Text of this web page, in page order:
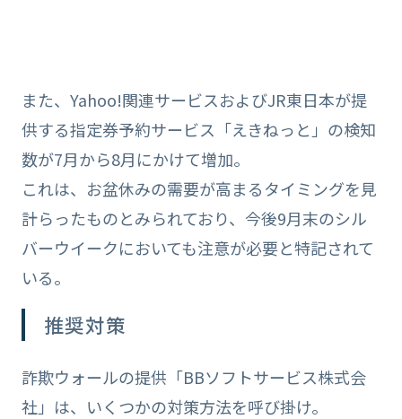
また、Yahoo!関連サービスおよびJR東日本が提
供する指定券予約サービス「えきねっと」の検知
数が7月から8月にかけて増加。
これは、お盆休みの需要が高まるタイミングを見
計らったものとみられており、今後9月末のシル
バーウイークにおいても注意が必要と特記されて
いる。
推奨対策
詐欺ウォールの提供「BBソフトサービス株式会
社」は、いくつかの対策方法を呼び掛け。